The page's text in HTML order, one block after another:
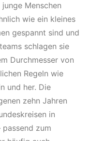
Menschen
wie ein kleines
gespannt sind und
schlagen sie
Durchmesser von
Regeln wie
und her. Die
zehn Jahren
in
zum